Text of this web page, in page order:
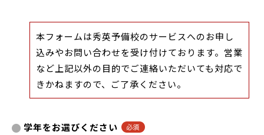
本フォームは秀英予備校のサービスへのお申し
込みやお問い合わせを受け付けております。営業
など上記以外の目的でご連絡いただいても対応で
きかねますので、ご了承ください。
学年をお選びください